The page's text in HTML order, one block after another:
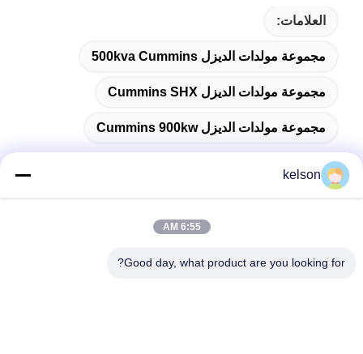
العلامات:
مجموعة مولدات الديزل 500kva Cummins
مجموعة مولدات الديزل Cummins SHX
مجموعة مولدات الديزل Cummins 900kw
العنوان
kelson
6:55 AM
Good day, what product are you looking for?